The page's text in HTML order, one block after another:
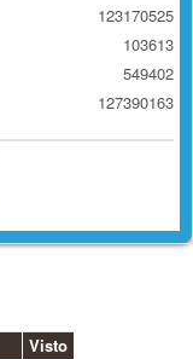
123170525
103613
549402
127390163
Visto